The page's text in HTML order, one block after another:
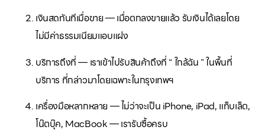
เงินสดทันทีเมื่อขาย — เมื่อตกลงขายแล้ว รับเงินได้เลยโดย
ไม่มีค่าธรรมเนียมแอบแฝง
บริการถึงที่ — เราเข้าไปรับสินค้าถึงที่ “ ใกล้ฉัน ” ในพื้นที่
บริการ ที่กล่าวมาโดยเฉพาะในกรุงเทพฯ
เครื่องมือหลากหลาย — ไม่ว่าจะเป็น iPhone, iPad, แท็บเล็ต,
โน๊ตบุ๊ค, MacBook — เรารับซื้อครบ